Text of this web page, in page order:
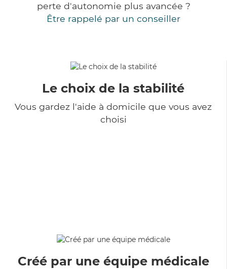
perte d'autonomie plus avancée ?
Être rappelé par un conseiller
Le choix de la stabilité
Vous gardez l'aide à domicile que vous avez
choisi
Créé par une équipe médicale